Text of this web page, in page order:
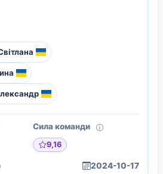
Сила команди
9,16
2024-10-17